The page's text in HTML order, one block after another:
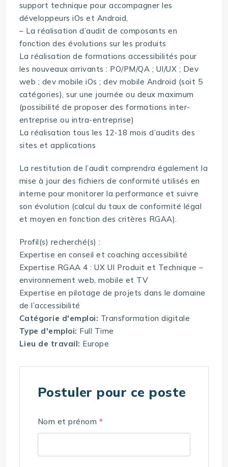
support technique pour accompagner les
développeurs iOs et Android,
– La réalisation d’audit de composants en
fonction des évolutions sur les produits
La réalisation de formations accessibilités pour
les nouveaux arrivants : PO/PM/QA ; UI/UX ; Dev
web ; dev mobile iOs ; dev mobile Android (soit 5
catégories), sur une journée ou deux maximum
(possibilité de proposer des formations inter-
entreprise ou intra-entreprise)
La réalisation tous les 12-18 mois d’audits des
sites et applications
La restitution de l’audit comprendra également la
mise à jour des fichiers de conformité utilisés en
interne pour monitorer la performance et suivre
son évolution (calcul du taux de conformité légal
et moyen en fonction des critères RGAA).
Profil(s) recherché(s) :
Expertise en conseil et coaching accessibilité
Expertise RGAA 4 : UX UI Produit et Technique –
environnement web, mobile et TV
Expertise en pilotage de projets dans le domaine
de l’accessibilité
Catégorie d'emploi: Transformation digitale
Type d'emploi: Full Time
Lieu de travail: Europe
Postuler pour ce poste
Nom et prénom *